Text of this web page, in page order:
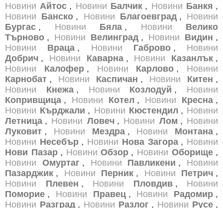
Новини Айтос , Новини Балчик , Новини Банкя ,
Новини Банско , Новини Благоевград , Новини
Бургас , Новини Бяла , Новини
Велико
Търново , Новини Велинград , Новини Видин ,
Новини
Враца , Новини Габрово , Новини
Добрич , Новини Каварна , Новини Казанлък ,
Новини
Калофер , Новини Карлово , Новини
Карнобат , Новини Каспичан , Новини Китен ,
Новини
Кнежа , Новини Козлодуй , Новини
Копривщица , Новини Котел , Новини Кресна ,
Новини Кърджали , Новини Кюстендил , Новини
Летница , Новини Ловеч , Новини Лом , Новини
Луковит , Новини Мездра , Новини Монтана ,
Новини Несебър , Новини Нова Загора , Новини
Нови Пазар , Новини Обзор , Новини Оборище ,
Новини
Омуртаг , Новини Павликени , Новини
Пазарджик , Новини Перник , Новини Петрич ,
Новини
Плевен , Новини Пловдив , Новини
Поморие , Новини Правец , Новини Радомир ,
Новини Разград , Новини Разлог , Новини Русе ,